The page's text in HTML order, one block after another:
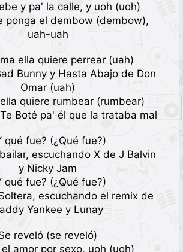
y pa' la calle, y uoh (uoh)
ponga el dembow (dembow),
uah-uah
ella quiere perrear (uah)
Bunny y Hasta Abajo de Don
Omar (uah)
quiere rumbear (rumbear)
Boté pa' él que la trataba mal
qué fue? (¿Qué fue?)
escuchando X de J Balvin
y Nicky Jam
qué fue? (¿Qué fue?)
escuchando el remix de
Yankee y Lunay
reveló (se reveló)
amor por sexo, uoh (uoh)